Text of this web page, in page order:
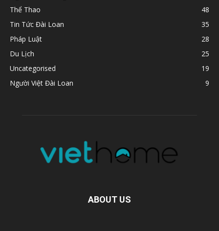
Thể Thao
48
Tin Tức Đài Loan
35
Pháp Luật
28
Du Lịch
25
Uncategorised
19
Người Việt Đài Loan
9
ABOUT US